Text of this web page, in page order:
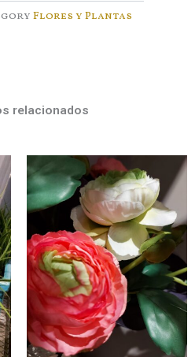
Flores y Plantas
relacionados